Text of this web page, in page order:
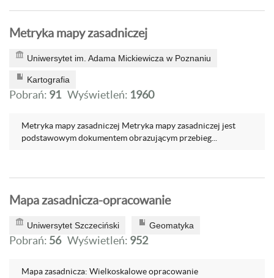
Metryka mapy zasadniczej
Uniwersytet im. Adama Mickiewicza w Poznaniu
Kartografia
Pobrań: 91 Wyświetleń: 1960
Metryka mapy zasadniczej Metryka mapy zasadniczej jest
podstawowym dokumentem obrazującym przebieg...
Mapa zasadnicza-opracowanie
Uniwersytet Szczeciński Geomatyka
Pobrań: 56 Wyświetleń: 952
Mapa zasadnicza: Wielkoskalowe opracowanie